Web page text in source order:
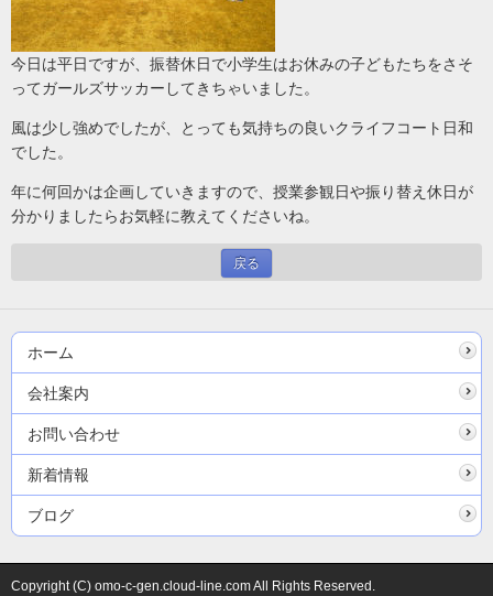
今日は平日ですが、振替休日で小学生はお休みの子どもたちをさそ
ってガールズサッカーしてきちゃいました。
風は少し強めでしたが、とっても気持ちの良いクライフコート日和
でした。
年に何回かは企画していきますので、授業参観日や振り替え休日が
分かりましたらお気軽に教えてくださいね。
戻る
ホーム
会社案内
お問い合わせ
新着情報
ブログ
Copyright (C) omo-c-gen.cloud-line.com All Rights Reserved.